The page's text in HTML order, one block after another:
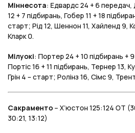
Міннесота: Едвардс 24 + 6 передач,
12 + 7 підбирань, Гобер 11 + 18
старт; Рід 12, Шеннон 11, Хайленд 9,
Кларк 0.
Мілуокі: Портер 24 + 10 підбирань +
Портіс 16 + 11 підбирань, Тернер 13,
Грін 4 – старт; Ролінз 16, Сімс 9,
Сакраменто – Х’юстон 125:124 OT
30:21, 13:12)